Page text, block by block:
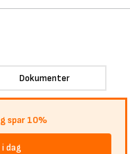
Dokumenter
spar 10%
dag